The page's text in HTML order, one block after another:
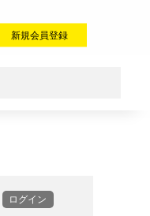
新規会員登録
ログイン